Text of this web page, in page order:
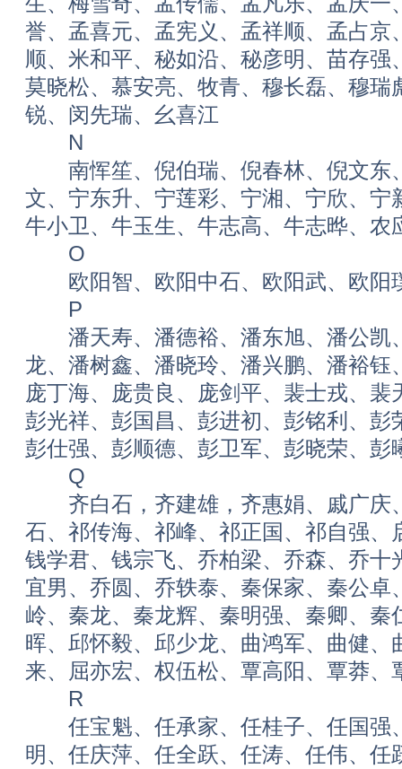
誉、孟喜元、孟宪义、孟祥顺、孟占京
顺、米和平、秘如沿、秘彦明、苗存强
莫晓松、慕安亮、牧青、穆长磊、穆瑞
锐、闵先瑞、幺喜江
N
南恽笙、倪伯瑞、倪春林、倪文东
文、宁东升、宁莲彩、宁湘、宁欣、宁
牛小卫、牛玉生、牛志高、牛志晔、农
O
欧阳智、欧阳中石、欧阳武、欧阳
P
潘天寿、潘德裕、潘东旭、潘公凯
龙、潘树鑫、潘晓玲、潘兴鹏、潘裕钰
庞丁海、庞贵良、庞剑平、裴士戎、裴
彭光祥、彭国昌、彭进初、彭铭利、彭
彭仕强、彭顺德、彭卫军、彭晓荣、彭
Q
齐白石，齐建雄，齐惠娟、戚广庆
石、祁传海、祁峰、祁正国、祁自强、
钱学君、钱宗飞、乔柏梁、乔森、乔十
宜男、乔圆、乔轶泰、秦保家、秦公卓
岭、秦龙、秦龙辉、秦明强、秦卿、秦
晖、邱怀毅、邱少龙、曲鸿军、曲健、
来、屈亦宏、权伍松、覃高阳、覃莽、
R
任宝魁、任承家、任桂子、任国强
明、任庆萍、任全跃、任涛、任伟、任